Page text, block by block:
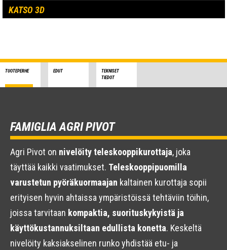
KATSO 3D
TUOTEPERHE EDUT
TEKNISET
TIEDOT
FAMIGLIA AGRI PIVOT
Agri Pivot on nivelöity teleskooppikurottaja, joka
täyttää kaikki vaatimukset. Teleskooppipuomilla
varustetun pyöräkuormaajan kaltainen kurottaja sopii
erityisen hyvin ahtaissa ympäristöissä tehtäviin töihin,
joissa tarvitaan kompaktia, suorituskykyistä ja
käyttökustannuksiltaan edullista konetta. Keskeltä
nivelöity kaksiakselinen runko yhdistää etu- ja